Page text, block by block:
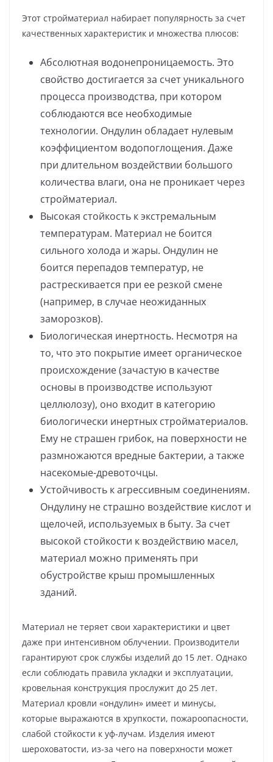
Этот стройматериал набирает популярность за счет
качественных характеристик и множества плюсов:
Абсолютная водонепроницаемость. Это
свойство достигается за счет уникального
процесса производства, при котором
соблюдаются все необходимые
технологии. Ондулин обладает нулевым
коэффициентом водопоглощения. Даже
при длительном воздействии большого
количества влаги, она не проникает через
стройматериал.
Высокая стойкость к экстремальным
температурам. Материал не боится
сильного холода и жары. Ондулин не
боится перепадов температур, не
растрескивается при ее резкой смене
(например, в случае неожиданных
заморозков).
Биологическая инертность. Несмотря на
то, что это покрытие имеет органическое
происхождение (зачастую в качестве
основы в производстве используют
целлюлозу), оно входит в категорию
биологически инертных стройматериалов.
Ему не страшен грибок, на поверхности не
размножаются вредные бактерии, а также
насекомые-древоточцы.
Устойчивость к агрессивным соединениям.
Ондулину не страшно воздействие кислот и
щелочей, используемых в быту. За счет
высокой стойкости к воздействию масел,
материал можно применять при
обустройстве крыш промышленных
зданий.
Материал не теряет свои характеристики и цвет
даже при интенсивном облучении. Производители
гарантируют срок службы изделий до 15 лет. Однако
если соблюдать правила укладки и эксплуатации,
кровельная конструкция прослужит до 25 лет.
Материал кровли «ондулин» имеет и минусы,
которые выражаются в хрупкости, пожароопасности,
слабой стойкости к уф-лучам. Изделия имеют
шероховатости, из-за чего на поверхности может